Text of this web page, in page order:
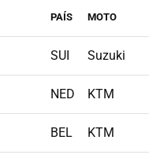
PAÍS MOTO
SUI Suzuki
NED KTM
BEL KTM